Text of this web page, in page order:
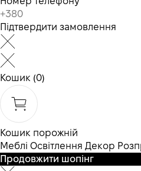
Підтвердити замовлення
Кошик (0)
Кошик порожній
Меблі Освітлення Декор
Продовжити шопінг